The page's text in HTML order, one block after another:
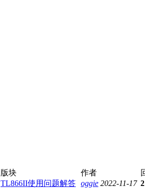
版块 作者
TL866II使用问题解答 oggie 2022-11-17 2